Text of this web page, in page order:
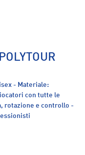
- Materiale:
con tutte le
rotazione e controllo -